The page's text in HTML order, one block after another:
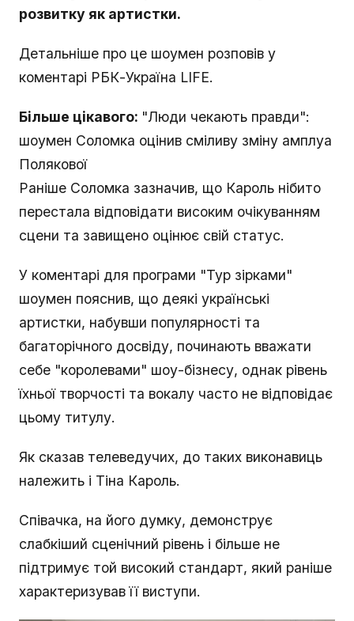
розвитку як артистки.
Детальніше про це шоумен розповів у
коментарі РБК-Україна LIFE.
Більше цікавого: "Люди чекають правди":
шоумен Соломка оцінив сміливу зміну амплуа
Полякової
Раніше Соломка зазначив, що Кароль нібито
перестала відповідати високим очікуванням
сцени та завищено оцінює свій статус.
У коментарі для програми "Тур зірками"
шоумен пояснив, що деякі українські
артистки, набувши популярності та
багаторічного досвіду, починають вважати
себе "королевами" шоу-бізнесу, однак рівень
їхньої творчості та вокалу часто не відповідає
цьому титулу.
Як сказав телеведучих, до таких виконавиць
належить і Тіна Кароль.
Співачка, на його думку, демонструє
слабкіший сценічний рівень і більше не
підтримує той високий стандарт, який раніше
характеризував її виступи.